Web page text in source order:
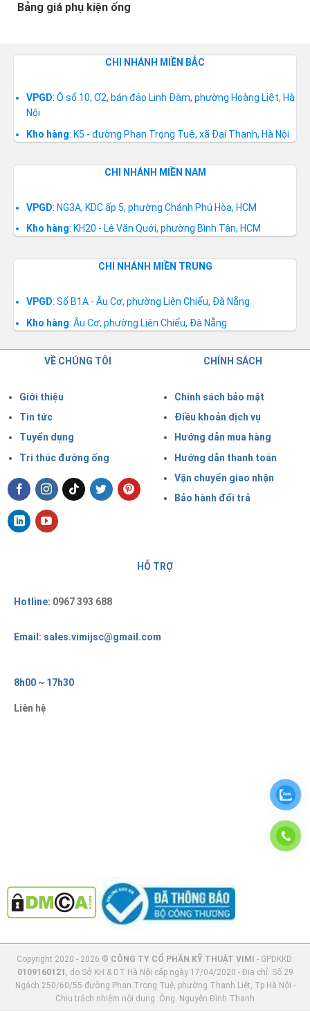
Bảng giá phụ kiện ống
CHI NHÁNH MIỀN BẮC
VPGD: Ô số 10, Ơ2, bán đảo Linh Đàm, phường Hoàng Liệt, Hà
Nội
Kho hàng: K5 - đường Phan Trọng Tuệ, xã Đại Thanh, Hà Nội
CHI NHÁNH MIỀN NAM
VPGD: NG3A, KDC ấp 5, phường Chánh Phú Hòa, HCM
Kho hàng: KH20 - Lê Văn Quới, phường Bình Tân, HCM
CHI NHÁNH MIỀN TRUNG
VPGD: Số B1A - Âu Cơ, phường Liên Chiểu, Đà Nẵng
Kho hàng: Âu Cơ, phường Liên Chiểu, Đà Nẵng
VỀ CHÚNG TÔI
Giới thiệu
Tin tức
Tuyển dụng
Tri thúc đường ống
CHÍNH SÁCH
Chính sách bảo mật
Điều khoản dịch vụ
Hướng dẫn mua hàng
Hướng dẫn thanh toán
Vận chuyển giao nhận
Bảo hành đổi trả
HỖ TRỢ
Hotline: 0967 393 688
Email: sales.vimijsc@gmail.com
8h00 ~ 17h30
Liên hệ
Copyright 2020 - 2026 © CÔNG TY CỔ PHẦN KỸ THUẬT VIMI - GPDKKD:
0109160121
, do Sở KH & ĐT Hà Nội cấp ngày 17/04/2020 - Địa chỉ: Số 29
Ngách 250/60/55 đường Phan Trọng Tuệ, phường Thanh Liệt, Tp Hà Nội -
Chịu trách nhiệm nội dung: Ông. Nguyễn Đình Thanh